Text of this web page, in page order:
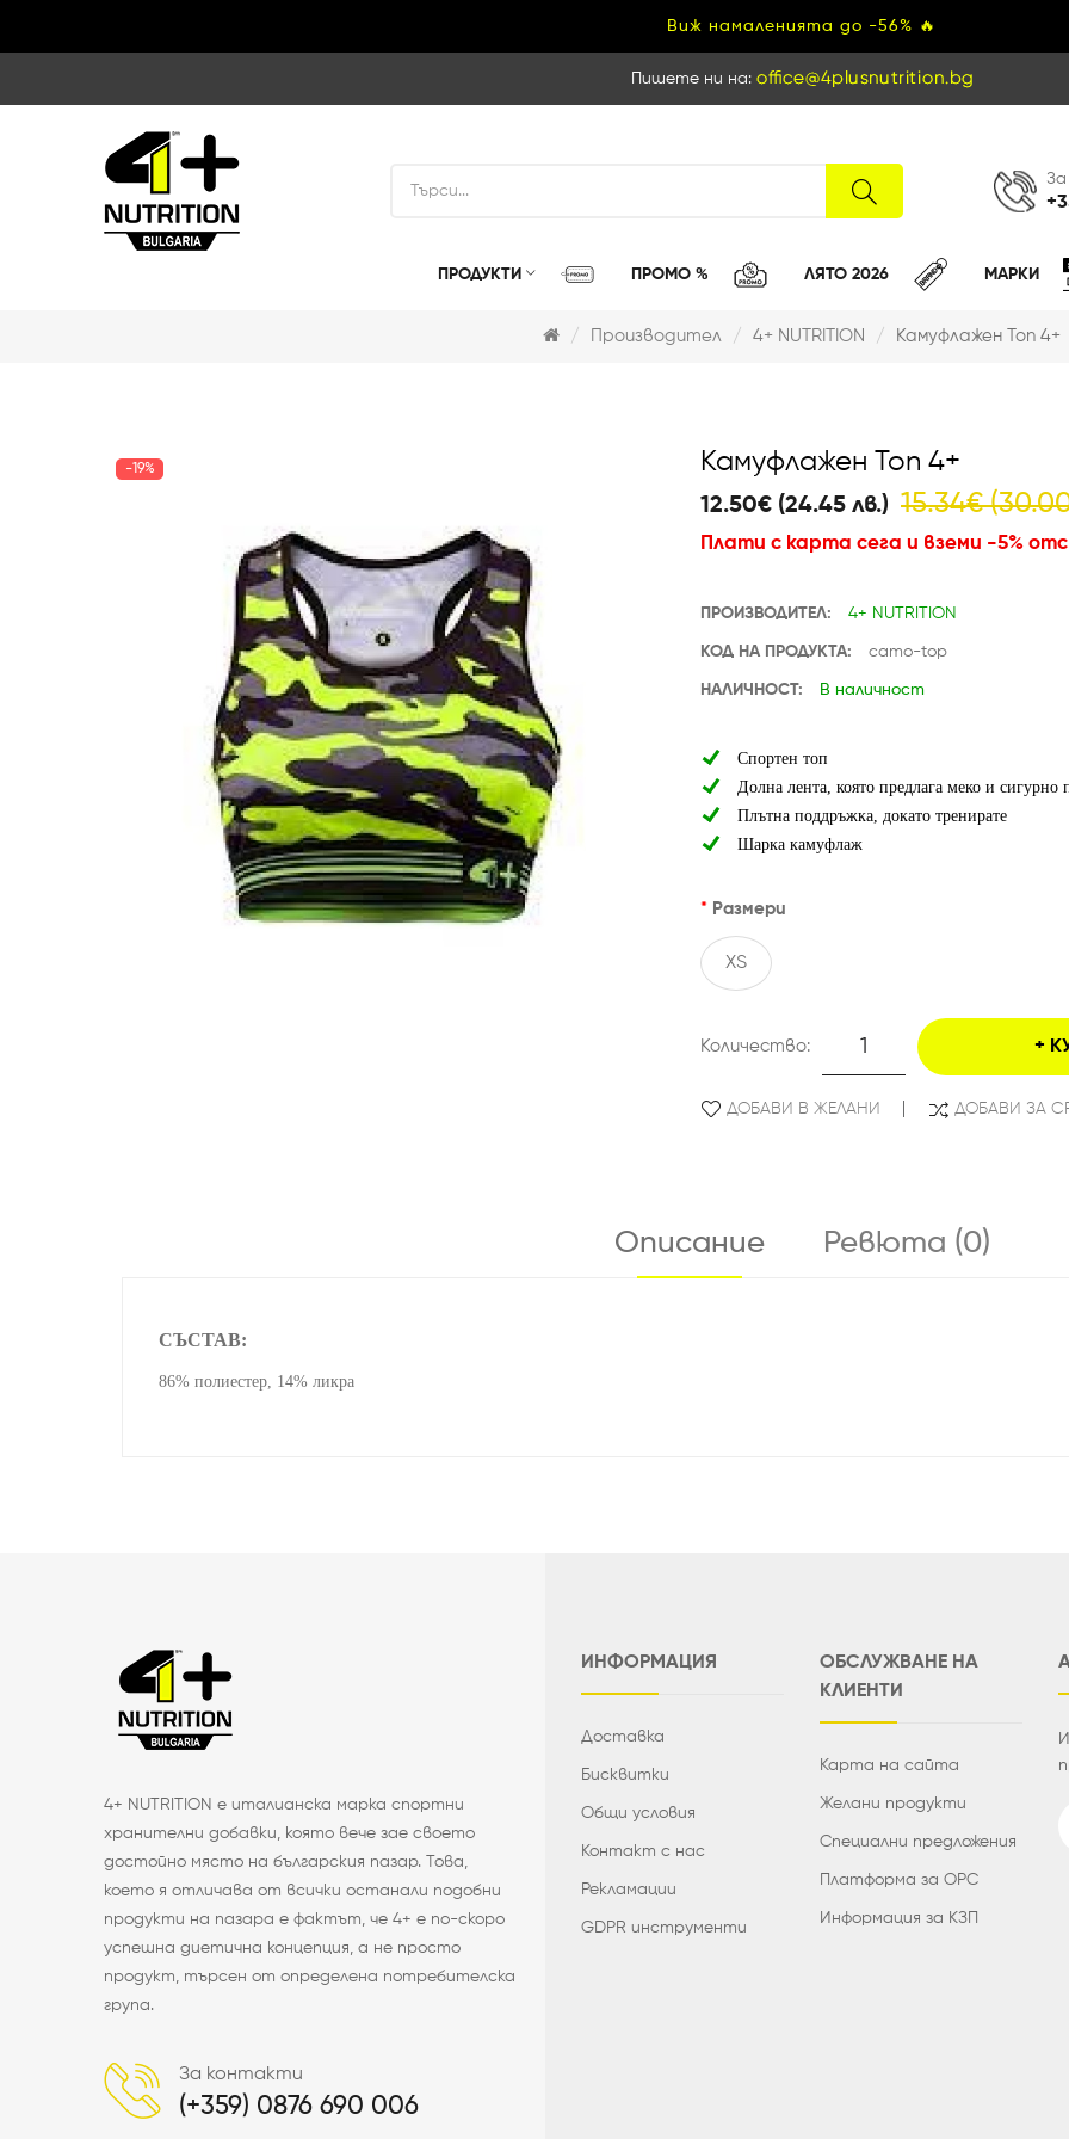
Виж намаленията до -56% 🔥
Пишете ни на:
За
ПРОДУКТИ ПРОМО % ЛЯТО 2026 МАРКИ
Производител 4+ NUTRITION Камуфлажен Топ 4+
-19% Камуфлажен Топ 4+
12.50€ (24.45 лв.) 15.34€
Плати с карта сега и вземи -5%
ПРОИЗВОДИТЕЛ: 4+ NUTRITION
КОД НА ПРОДУКТА: camo-top
НАЛИЧНОСТ: В наличност
Спортен топ
Долна лента, която предлага меко и сигурно
Плътна поддръжка, докато тренирате
Шарка камуфлаж
Размери
XS
Количество:
ДОБАВИ В ЖЕЛАНИ ДОБАВИ ЗА
Описание Ревюта (0)
СЪСТАВ:
86% полиестер, 14% ликра
4+ NUTRITION е италианска марка спортни
хранителни добавки, която вече зае своето
достойно място на българския пазар. Това,
което я отличава от всички останали подобни
продукти на пазара е фактът, че 4+ е по-скоро
успешна диетична концепция, а не просто
продукт, търсен от определена потребителска
група.
За контакти
(+359) 0876 690 006
ИНФОРМАЦИЯ
Доставка
Бисквитки
Общи условия
Контакт с нас
Рекламации
GDPR инструменти
ОБСЛУЖВАНЕ НА
КЛИЕНТИ
Карта на сайта
Желани продукти
Специални предложения
Платформа за ОРС
Информация за КЗП